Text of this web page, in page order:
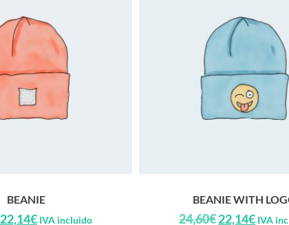
BEANIE
22,14€ IVA incluido
BEANIE WITH
24,60€22,14€ IVA